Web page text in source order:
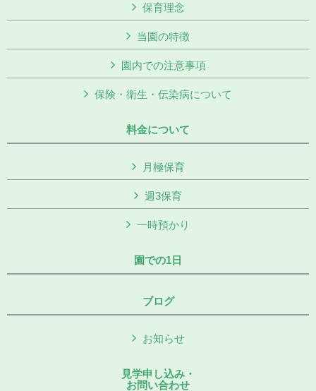
保育理念
当園の特徴
園内での注意事項
保険・衛生・伝染病について
料金について
月極保育
週3保育
一時預かり
園での1日
ブログ
お知らせ
見学申し込み・
お問い合わせ